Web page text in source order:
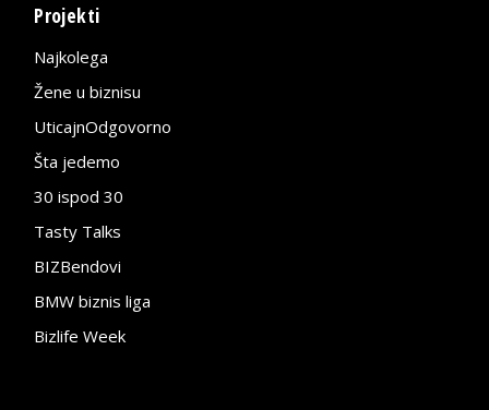
Projekti
Najkolega
Žene u biznisu
UticajnOdgovorno
Šta jedemo
30 ispod 30
Tasty Talks
BIZBendovi
BMW biznis liga
Bizlife Week